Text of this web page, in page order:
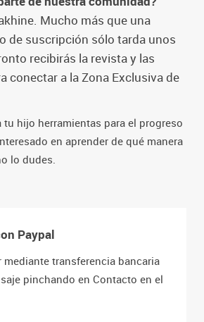
Mucho más que una
de suscripción sólo tarda unos
recibirás la revista y las
conectar a la Zona Exclusiva de
hijo herramientas para el progreso
en aprender de qué manera
lo dudes.
Paypal
mediante transferencia bancaria
pinchando en Contacto en el